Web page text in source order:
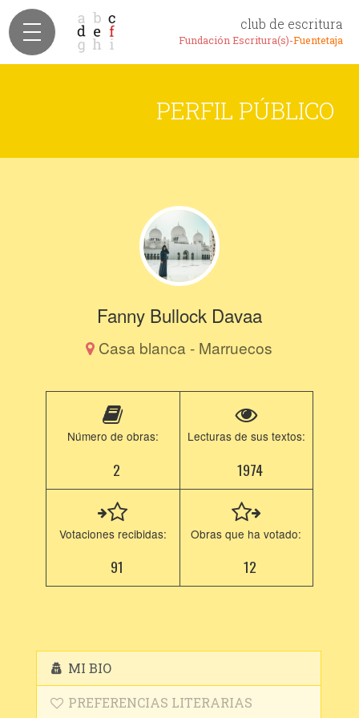
club de escritura
Fundación Escritura(s)-Fuentetaja
PERFIL PÚBLICO
Fanny Bullock Davaa
Casa blanca - Marruecos
Número de obras:
2
Lecturas de sus textos:
1974
Votaciones recibidas:
91
Obras que ha votado:
12
MI BIO
PREFERENCIAS LITERARIAS